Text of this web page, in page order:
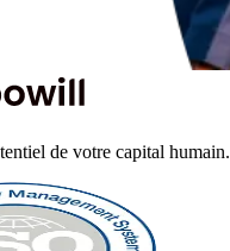
de votre capital humain.